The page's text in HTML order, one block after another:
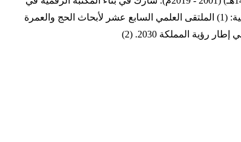
الحرمين الشريفين، وتطوير المكتبة الرقمية في مجمع الملك فهد لطباعة المصحف الشريف بالمدينة المنورة. المؤتمرات التي شارك فيها بأبحاث علمية: (1) الملتقى العلمي السابع عشر لأبحاث الحج والعمرة